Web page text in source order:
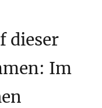
dieser
Im